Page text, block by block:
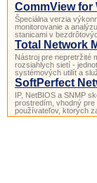
CommView for
Špeciálna verzia
monitorovanie a
stanicami v
Total Network
Nástroj pre nepretržité
rozsiahlych sietí -
systémových utilít a
SoftPerfect
IP, NetBIOS a SNMP
prostredím, vhodný
používateľov, ktorých